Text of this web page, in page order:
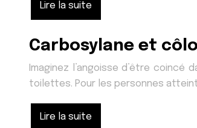
Lire la suite
Carbosylane et
Imaginez l’angoisse d’être
toilettes. Pour les personnes
Lire la suite